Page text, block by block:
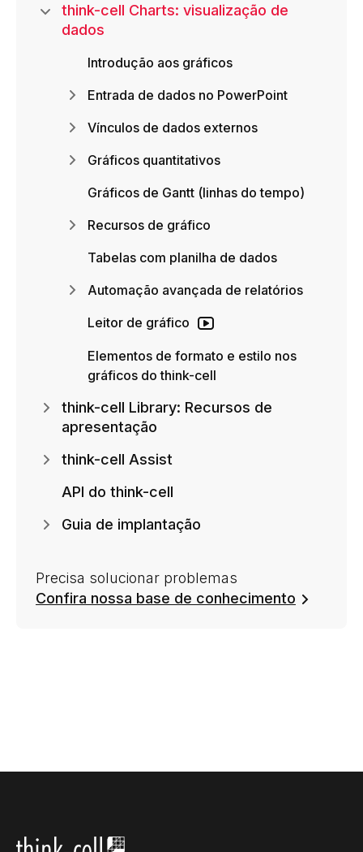
think-cell Charts: visualização de
dados
Introdução aos gráficos
Entrada de dados no PowerPoint
Vínculos de dados externos
Gráficos quantitativos
Gráficos de Gantt (linhas do tempo)
Recursos de gráfico
Tabelas com planilha de dados
Automação avançada de relatórios
Leitor de gráfico
Elementos de formato e estilo nos
gráficos do think-cell
think-cell Library: Recursos de
apresentação
think-cell Assist
API do think-cell
Guia de implantação
Precisa solucionar problemas
Confira nossa base de conhecimento